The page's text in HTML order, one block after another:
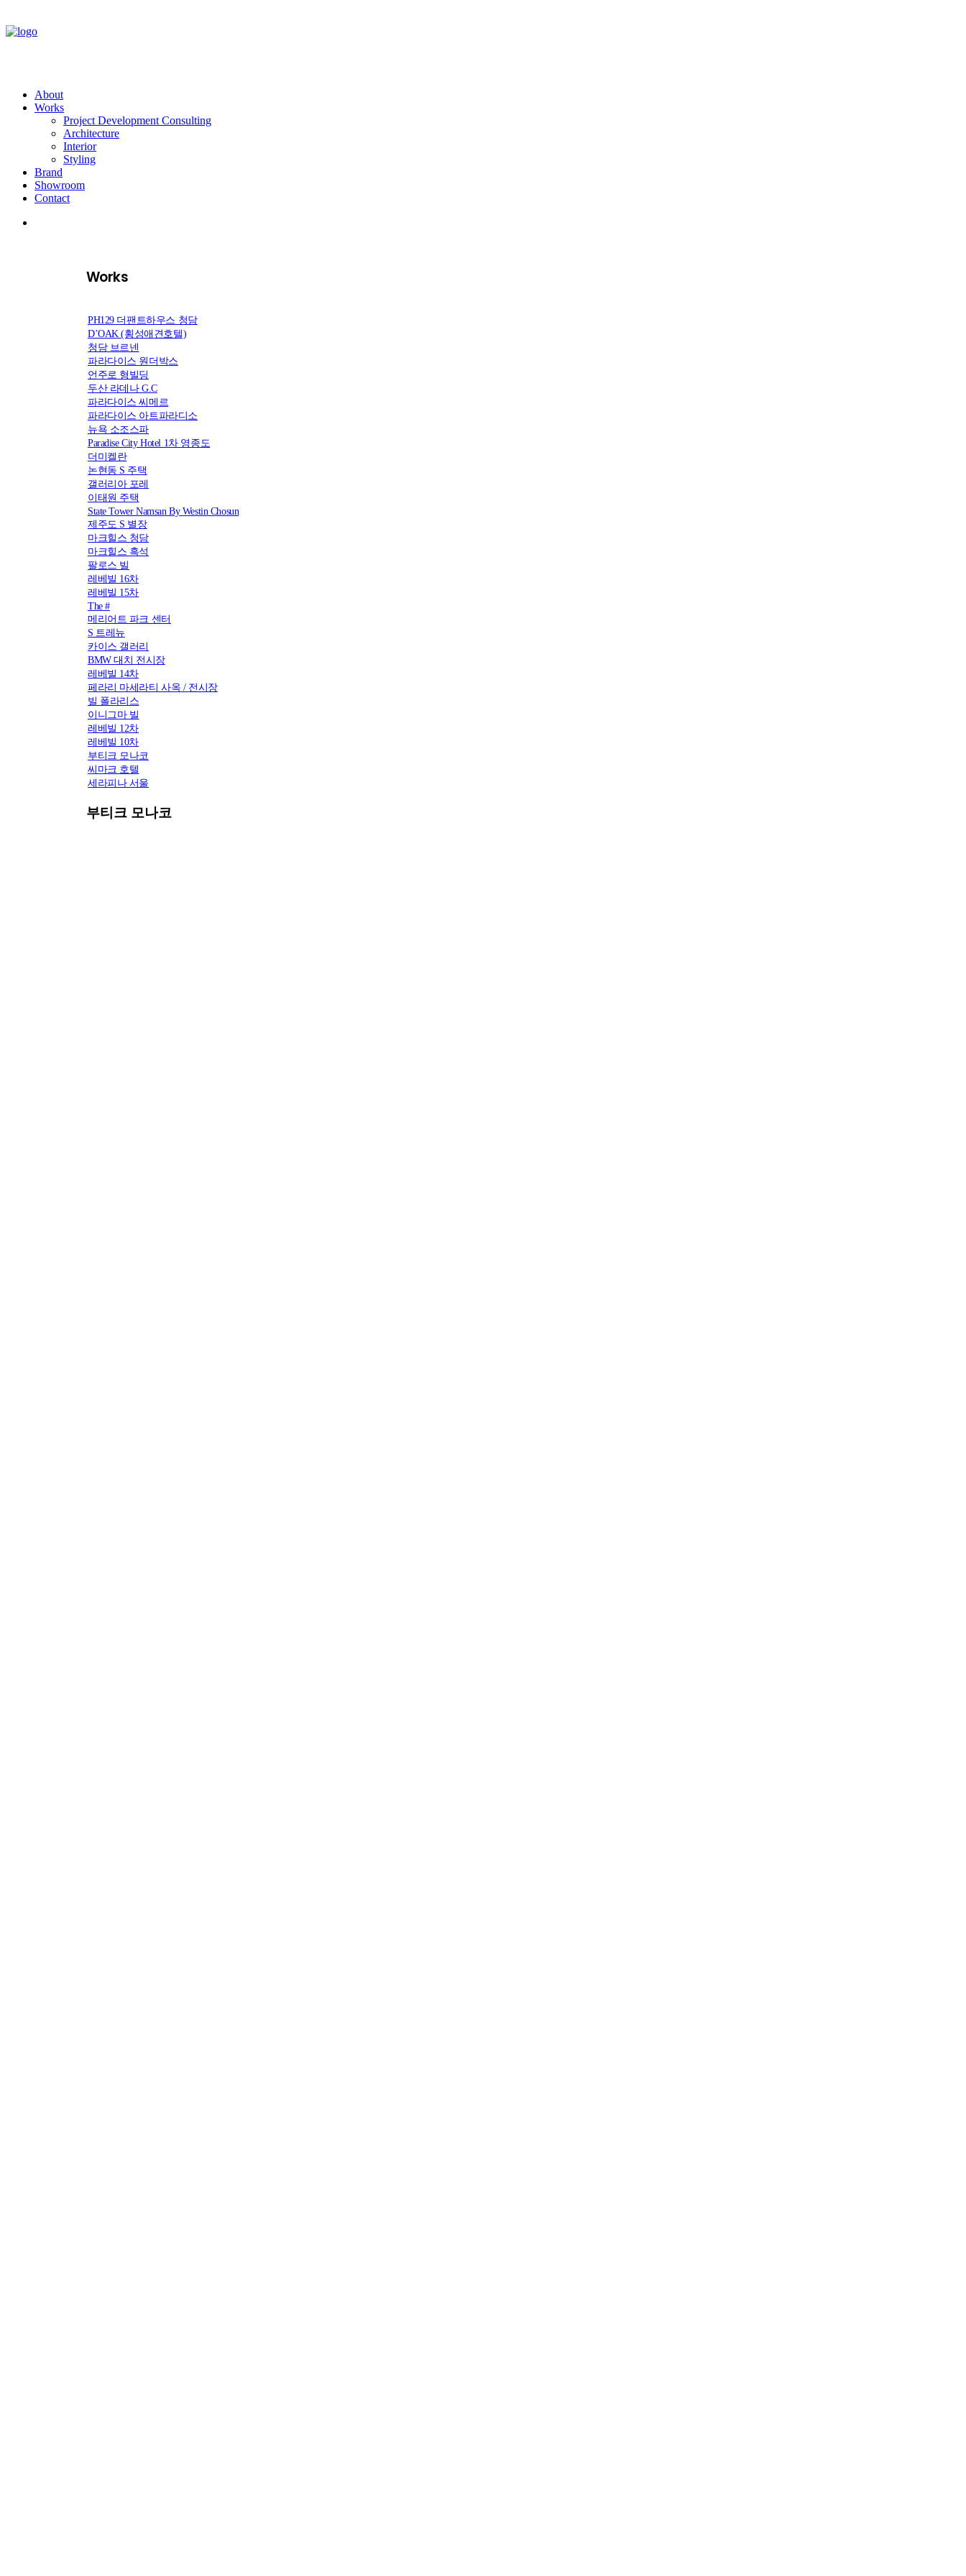
About
Works
Project Development Consulting
Architecture
Interior
Styling
Brand
Showroom
Contact
Works
PH129 더팬트하우스 청담
D’OAK (횡성애견호텔)
청담 브르넨
파라다이스 원더박스
언주로 형빌딩
두산 라데나 G.C
파라다이스 씨메르
파라다이스 아트파라디소
뉴욕 소조스파
Paradise City Hotel 1차 영종도
더미켈란
논현동 S 주택
갤러리아 포레
이태원 주택
State Tower Namsan By Westin Chosun
제주도 S 별장
마크힐스 청담
마크힐스 흑석
팔로스 빌
레베빌 16차
레베빌 15차
The #
메리어트 파크 센터
S 트레뉴
카이스 갤러리
BMW 대치 전시장
레베빌 14차
페라리 마세라티 사옥 / 전시장
빌 폴라리스
이니그마 빌
레베빌 12차
레베빌 10차
부티크 모나코
씨마크 호텔
세라피나 서울
부티크 모나코